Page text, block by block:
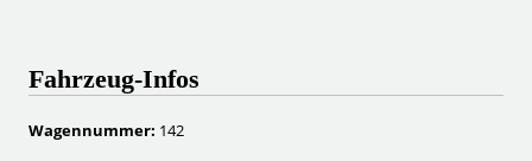
Fahrzeug-Infos
Wagennummer: 142